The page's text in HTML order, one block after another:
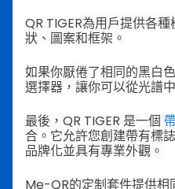
QR TIGER為用戶提供各
狀、圖案和框架。
如果你厭倦了相同的黑白
選擇器，讓你可以從光譜
最後，QR TIGER 是一個
合。它允許您創建帶有標
品牌化並具有專業外觀。
Me-QR的定制套件提供相